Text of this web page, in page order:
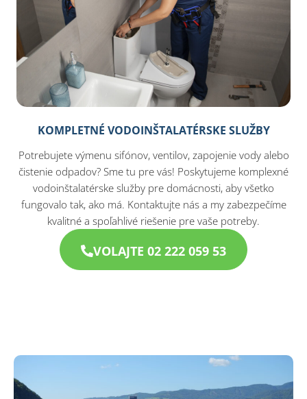
KOMPLETNÉ VODOINŠTALATÉRSKE SLUŽBY
Potrebujete výmenu sifónov, ventilov, zapojenie vody alebo
čistenie odpadov? Sme tu pre vás! Poskytujeme komplexné
vodoinštalatérske služby pre domácnosti, aby všetko
fungovalo tak, ako má. Kontaktujte nás a my zabezpečíme
kvalitné a spoľahlivé riešenie pre vaše potreby.
VOLAJTE 02 222 059 53